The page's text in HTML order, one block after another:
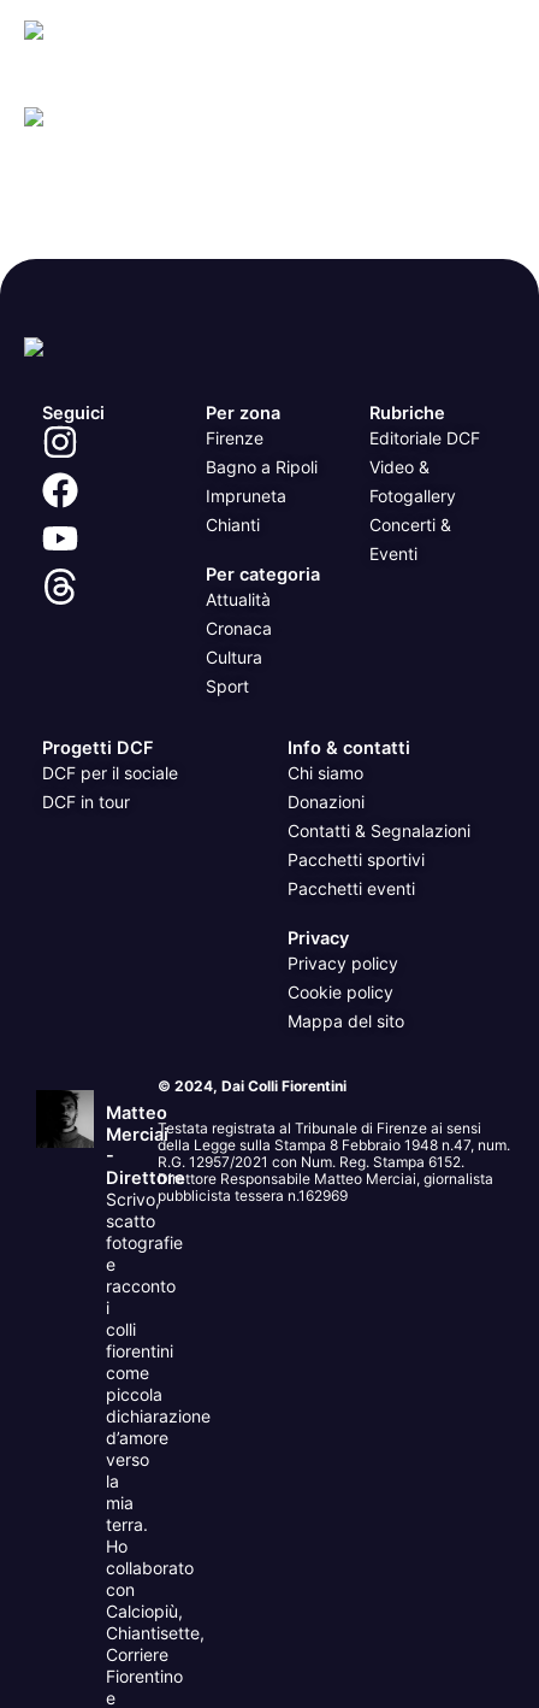
Seguici Per zona
Firenze
Bagno a Ripoli
Impruneta
Chianti
Per categoria
Attualità
Cronaca
Cultura
Sport
Rubriche
Editoriale DCF
Video &
Fotogallery
Concerti &
Eventi
Progetti DCF
DCF per il sociale
DCF in tour
Info & contatti
Chi siamo
Donazioni
Contatti & Segnalazioni
Pacchetti sportivi
Pacchetti eventi
Privacy
Privacy policy
Cookie policy
Mappa del sito
Matteo
Merciai
-
Direttore
Scrivo,
scatto
fotografie
e
racconto
i
colli
fiorentini
come
piccola
dichiarazione
d’amore
verso
la
mia
terra.
Ho
collaborato
con
Calciopiù,
Chiantisette,
Corriere
Fiorentino
e
© 2024, Dai Colli Fiorentini
Testata registrata al Tribunale di Firenze ai sensi
della Legge sulla Stampa 8 Febbraio 1948 n.47, num.
R.G. 12957/2021 con Num. Reg. Stampa 6152.
Direttore Responsabile Matteo Merciai, giornalista
pubblicista tessera n.162969